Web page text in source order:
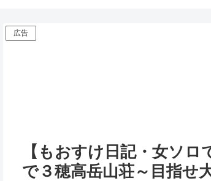
広告
【もおすけ日記・女ソ
で３穂高岳山荘～目指せ